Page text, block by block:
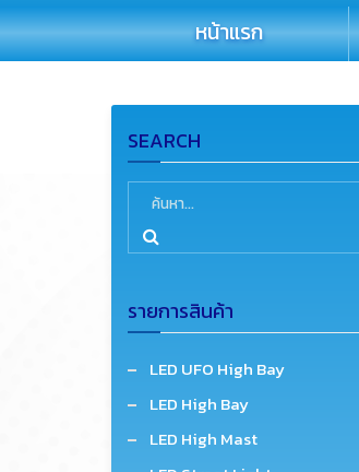
หน้าแรก
SEARCH
รายการสินค้า
LED UFO High Bay
LED High Bay
LED High Mast